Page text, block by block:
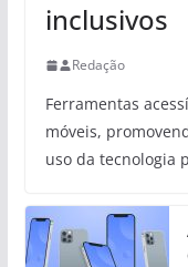
inclusivos
Redação
Ferramentas
móveis,
uso da tecnologia